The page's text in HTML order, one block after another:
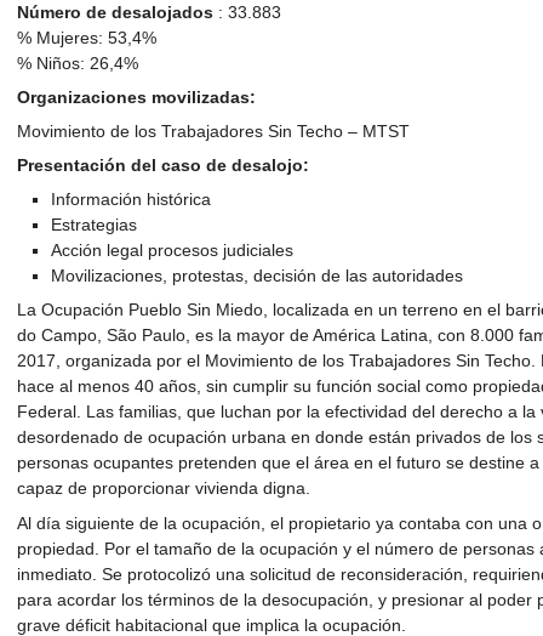
Número de desalojados: 33.883
% Mujeres: 53,4%
% Niños: 26,4%
Organizaciones movilizadas:
Movimiento de los Trabajadores Sin Techo – MTST
Presentación del caso de desalojo:
Información histórica
Estrategias
Acción legal procesos judiciales
Movilizaciones, protestas, decisión de las autoridades
La Ocupación Pueblo Sin Miedo, localizada en un terreno en el
do Campo, São Paulo, es la mayor de América Latina, con 8.000
2017, organizada por el Movimiento de los Trabajadores Sin
hace al menos 40 años, sin cumplir su función social como
Federal. Las familias, que luchan por la efectividad del derecho a
desordenado de ocupación urbana en donde están privados de los
personas ocupantes pretenden que el área en el futuro se destine
capaz de proporcionar vivienda digna.
Al día siguiente de la ocupación, el propietario ya contaba con una
propiedad. Por el tamaño de la ocupación y el número de
inmediato. Se protocolizó una solicitud de reconsideración,
para acordar los términos de la desocupación, y presionar al poder
grave déficit habitacional que implica la ocupación.